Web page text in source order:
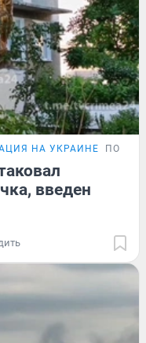
НА УКРАИНЕ
введен